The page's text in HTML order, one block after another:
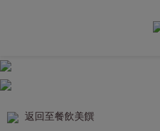
返回至餐飲美饌